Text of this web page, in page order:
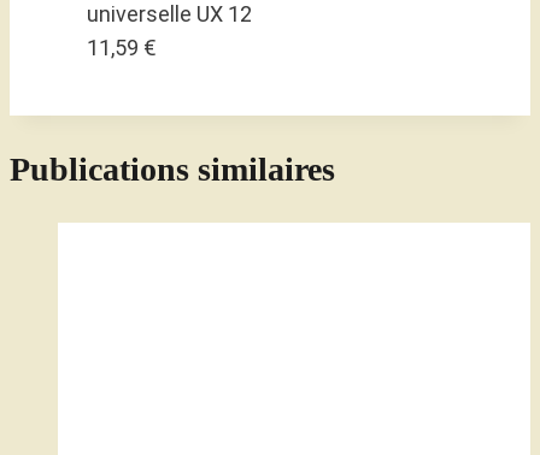
universelle UX 12
11,59 €
Publications similaires